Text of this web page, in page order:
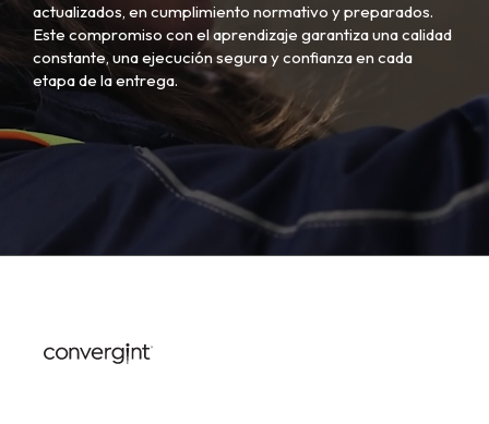
actualizados, en cumplimiento normativo y preparados.
Este compromiso con el aprendizaje garantiza una calidad
constante, una ejecución segura y confianza en cada
etapa de la entrega.